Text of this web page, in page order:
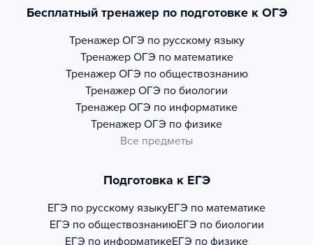
Бесплатный тренажер по подготовке к ОГЭ
Тренажер ОГЭ по русскому языку
Тренажер ОГЭ по математике
Тренажер ОГЭ по обществознанию
Тренажер ОГЭ по биологии
Тренажер ОГЭ по информатике
Тренажер ОГЭ по физике
Все предметы
Подготовка к ЕГЭ
ЕГЭ по русскому языкуЕГЭ по математике
ЕГЭ по обществознаниюЕГЭ по биологии
ЕГЭ по информатикеЕГЭ по физике